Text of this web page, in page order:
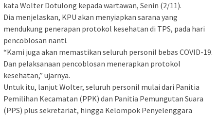
kata Wolter Dotulong kepada wartawan, Senin (2/11).
Dia menjelaskan, KPU akan menyiapkan sarana yang
mendukung penerapan protokol kesehatan di TPS, pada hari
pencoblosan nanti.
“Kami juga akan memastikan seluruh personil bebas COVID-19.
Dan pelaksanaan pencoblosan menerapkan protokol
kesehatan,” ujarnya.
Untuk itu, lanjut Wolter, seluruh personil mulai dari Panitia
Pemilihan Kecamatan (PPK) dan Panitia Pemungutan Suara
(PPS) plus sekretariat, hingga Kelompok Penyelenggara